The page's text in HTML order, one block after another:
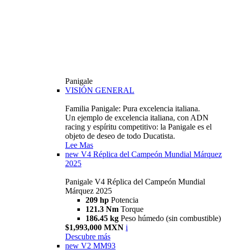
Panigale
VISIÓN GENERAL
Familia Panigale: Pura excelencia italiana.
Un ejemplo de excelencia italiana, con ADN
racing y espíritu competitivo: la Panigale es el
objeto de deseo de todo Ducatista.
Lee Mas
new V4 Réplica del Campeón Mundial Márquez
2025
Panigale V4 Réplica del Campeón Mundial
Márquez 2025
209 hp Potencia
121.3 Nm Torque
186.45 kg Peso húmedo (sin combustible)
$1,993,000 MXN i
Descubre más
new V2 MM93